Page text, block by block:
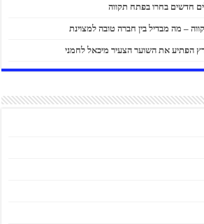
– מה מבדיל בין חברה טובה למצוינת
הפתיע את השוער הצעיר מיכאל לחמני